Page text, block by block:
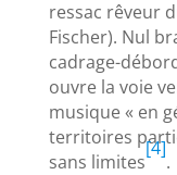
ressac rêveur
Fischer). Nul
cadrage-
ouvre la voie
musique « en
territoires
sans limites
[4]
.